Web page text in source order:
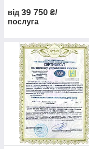
від 39 750 ₴/
послуга